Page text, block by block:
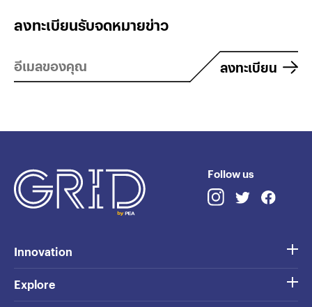
ลงทะเบียนรับจดหมายข่าว
ลงทะเบียน
Follow us
Innovation
Explore